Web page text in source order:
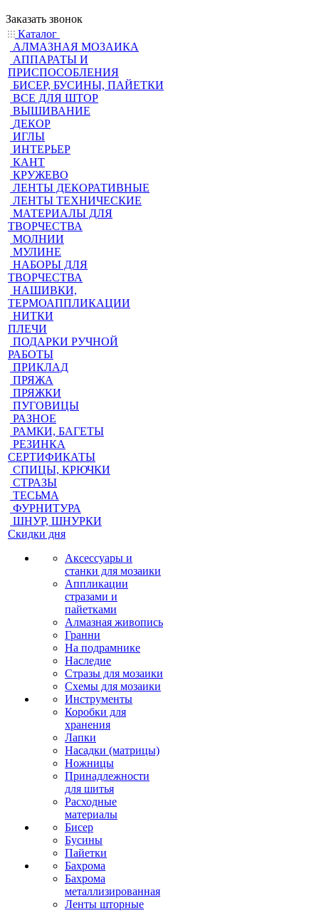
Заказать звонок
Каталог
АЛМАЗНАЯ МОЗАИКА
АППАРАТЫ И
ПРИСПОСОБЛЕНИЯ
БИСЕР, БУСИНЫ, ПАЙЕТКИ
ВСЕ ДЛЯ ШТОР
ВЫШИВАНИЕ
ДЕКОР
ИГЛЫ
ИНТЕРЬЕР
КАНТ
КРУЖЕВО
ЛЕНТЫ ДЕКОРАТИВНЫЕ
ЛЕНТЫ ТЕХНИЧЕСКИЕ
МАТЕРИАЛЫ ДЛЯ
ТВОРЧЕСТВА
МОЛНИИ
МУЛИНЕ
НАБОРЫ ДЛЯ
ТВОРЧЕСТВА
НАШИВКИ,
ТЕРМОАППЛИКАЦИИ
НИТКИ
ПЛЕЧИ
ПОДАРКИ РУЧНОЙ
РАБОТЫ
ПРИКЛАД
ПРЯЖА
ПРЯЖКИ
ПУГОВИЦЫ
РАЗНОЕ
РАМКИ, БАГЕТЫ
РЕЗИНКА
СЕРТИФИКАТЫ
СПИЦЫ, КРЮЧКИ
СТРАЗЫ
ТЕСЬМА
ФУРНИТУРА
ШНУР, ШНУРКИ
Скидки дня
Аксессуары и
станки для мозаики
Аппликации
стразами и
пайетками
Алмазная живопись
Гранни
На подрамнике
Наследие
Стразы для мозаики
Схемы для мозаики
Инструменты
Коробки для
хранения
Лапки
Насадки (матрицы)
Ножницы
Принадлежности
для шитья
Расходные
материалы
Бисер
Бусины
Пайетки
Бахрома
Бахрома
металлизированная
Ленты шторные